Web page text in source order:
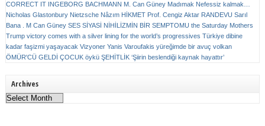
CORRECT IT INGEBORG BACHMANN M. Can Güney Madımak Nefessiz kalmak…
Nicholas Glastonbury Nietzsche Nâzım HİKMET Prof. Cengiz Aktar RANDEVU Sarıl
Bana . M Can Güney SES SİYASİ NİHİLİZMİN BİR SEMPTOMU the Saturday Mothers
Trump victory comes with a silver lining for the world’s progressives Türkiye dibine
kadar faşizmi yaşayacak Vizyoner Yanis Varoufakis yüreğimde bir avuç volkan
ÖMÜR'CÜ GELDİ ÇOCUK öykü ŞEHİTLİK ‘Şiirin beslendiği kaynak hayattır’
Archives
Archives